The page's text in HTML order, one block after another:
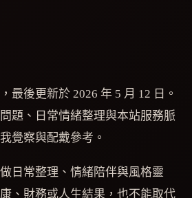
最後更新於 2026 年 5 月 12 日。
題、日常情緒整理與本站服務脈
覺察與配戴參考。
日常整理、情緒陪伴與風格靈
、財務或人生結果，也不能取代